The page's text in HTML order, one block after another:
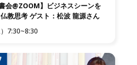
会@ZOOM】ビジネスシーンを
教思考 ゲスト：松波 龍源さん
7:30~8:30